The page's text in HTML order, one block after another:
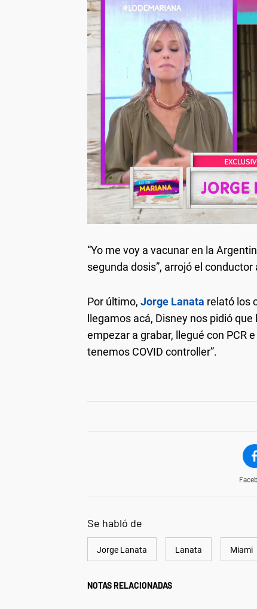
“Yo me voy a vacunar en la
segunda dosis”, arrojó el
Por último, Jorge Lanata relató los
llegamos acá, Disney nos pidió
empezar a grabar, llegué con PCR
tenemos COVID controller”.
Se habló de
Jorge Lanata Lanata Miami
NOTAS RELACIONADAS